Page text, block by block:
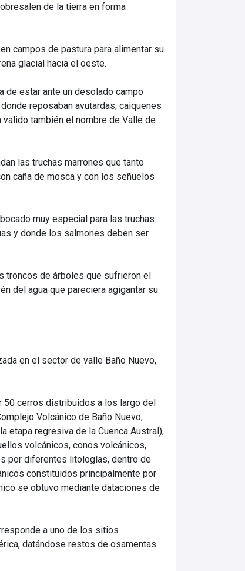
de la tierra en forma
campos de pastura para alimentar su
glacial hacia el oeste.
de estar ante un desolado campo
reposaban avutardas, caiquenes
también el nombre de Valle de
las truchas marrones que tanto
caña de mosca y con los señuelos
muy especial para las truchas
y donde los salmones deben ser
troncos de árboles que sufrieron el
del agua que pareciera agigantar su
en el sector de valle Baño Nuevo,
50 cerros distribuidos a los largo del
Volcánico de Baño Nuevo,
etapa regresiva de la Cuenca Austral),
volcánicos, conos volcánicos,
por diferentes litologías, dentro de
constituidos principalmente por
se obtuvo mediante dataciones de
a uno de los sitios
datándose restos de osamentas